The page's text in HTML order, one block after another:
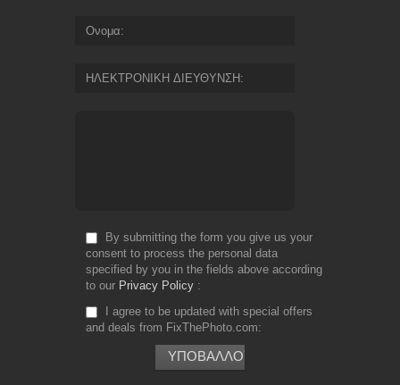
Ονομα
ΗΛΕΚΤΡΟΝΙΚΗ ΔΙΕΥΘΥΝΣΗ
By submitting the form you give us your
consent to process the personal data
specified by you in the fields above according
to our Privacy Policy
I agree to be updated with special offers
and deals from FixThePhoto.com